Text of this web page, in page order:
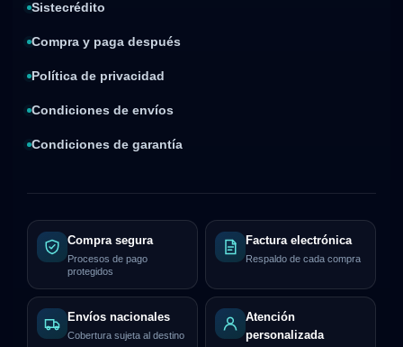
Sistecrédito
Compra y paga después
Política de privacidad
Condiciones de envíos
Condiciones de garantía
Compra segura
Procesos de pago
protegidos
Factura electrónica
Respaldo de cada compra
Envíos nacionales
Cobertura sujeta al destino
Atención
personalizada